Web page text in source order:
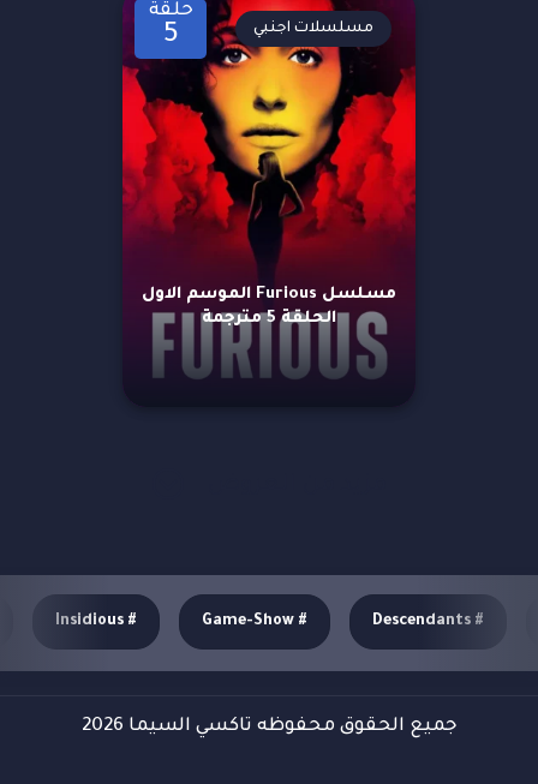
حلقة
5
مسلسل Furious الموسم الاول
الحلقة 5 مترجمة
مسلسلات اجنبي
#
Descendants
#
Game-Show
#
Insidious
جميع الحقوق محفوظه تاكسي السيما 2026